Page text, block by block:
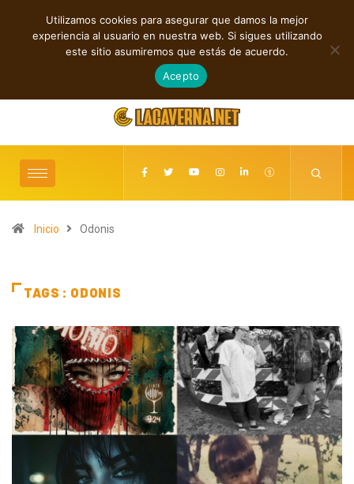
TENDENCIAS
Cuatro lanzamientos independientes entre introspección y fuerza
agosto 6, 2026
Inicio Odonis
TAGS : ODONIS
Utilizamos cookies para asegurar que damos la mejor
experiencia al usuario en nuestra web. Si sigues utilizando
este sitio asumiremos que estás de acuerdo.
Acepto